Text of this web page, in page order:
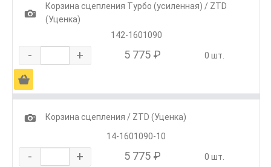
1
Корзина сцепления Турбо (усиленная) / ZTD
(Уценка)
142-1601090
- + 5 775 ₽ 0 шт.
Ä
1
Корзина сцепления / ZTD (Уценка)
14-1601090-10
- + 5 775 ₽ 0 шт.